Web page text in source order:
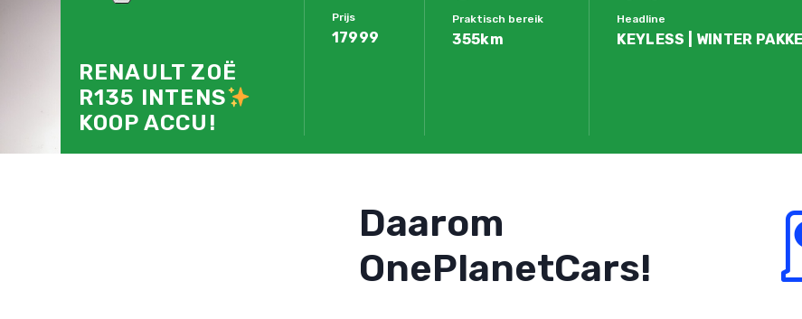
RENAULT ZOË
R135 INTENS
KOOP ACCU!
Prijs
17999
Praktisch bereik
355km
Headline
KEYLESS | WINTER
Daarom
OnePlanetCars!